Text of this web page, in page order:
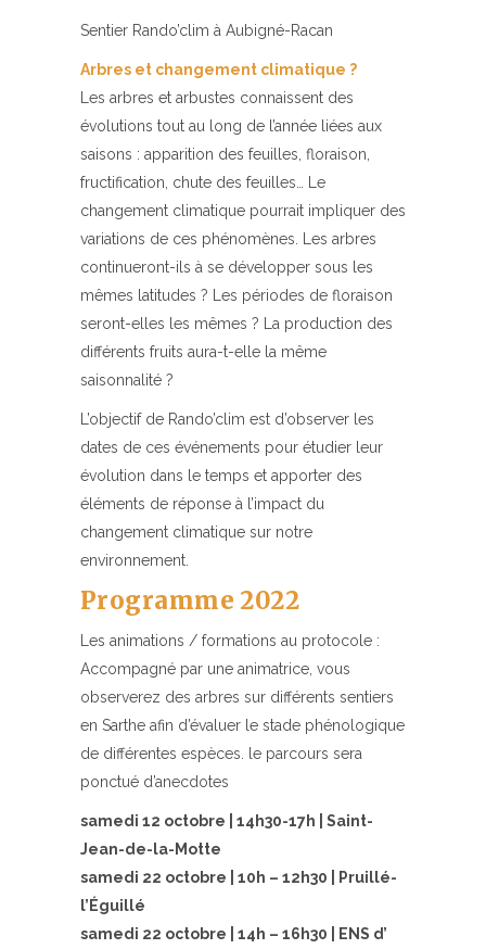
Sentier Rando’clim à Aubigné-Racan
Arbres et changement climatique ?
Les arbres et arbustes connaissent des
évolutions tout au long de l’année liées aux
saisons : apparition des feuilles, floraison,
fructification, chute des feuilles… Le
changement climatique pourrait impliquer des
variations de ces phénomènes. Les arbres
continueront-ils à se développer sous les
mêmes latitudes ? Les périodes de floraison
seront-elles les mêmes ? La production des
différents fruits aura-t-elle la même
saisonnalité ?
L’objectif de Rando’clim est d’observer les
dates de ces événements pour étudier leur
évolution dans le temps et apporter des
éléments de réponse à l’impact du
changement climatique sur notre
environnement.
Programme 2022
Les animations / formations au protocole :
Accompagné par une animatrice, vous
observerez des arbres sur différents sentiers
en Sarthe afin d’évaluer le stade phénologique
de différentes espèces. le parcours sera
ponctué d’anecdotes
samedi 12 octobre | 14h30-17h | Saint-
Jean-de-la-Motte
samedi 22 octobre | 10h – 12h30 | Pruillé-
l’Éguillé
samedi 22 octobre | 14h – 16h30 | ENS d’